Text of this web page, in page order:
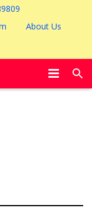
About Us